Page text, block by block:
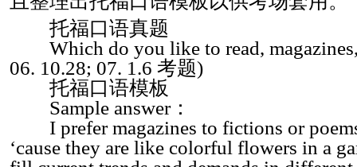
托福口语真题
Which do you like to read, magazines,
06. 10.28; 07. 1.6 考题)
托福口语模板
Sample answer：
I prefer magazines to fictions or
‘cause they are like colorful flowers in a